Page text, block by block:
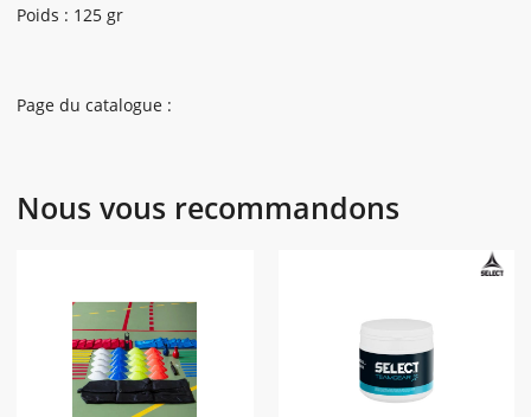
Poids : 125 gr
Page du catalogue :
Nous vous recommandons